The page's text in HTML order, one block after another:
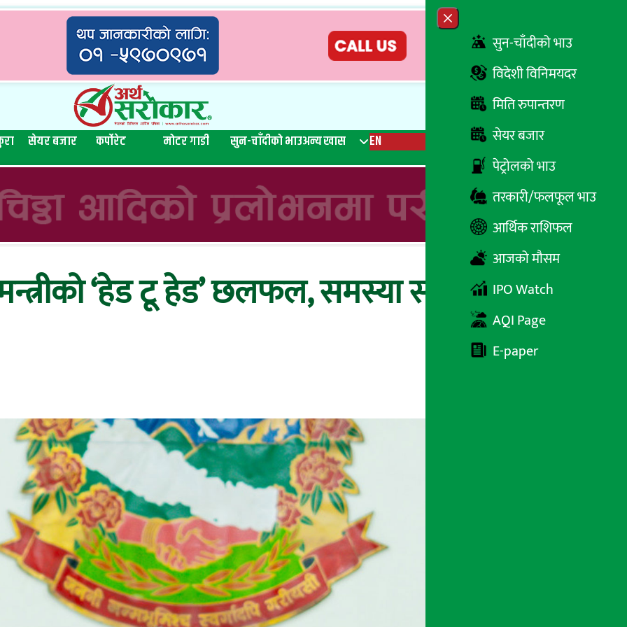
Close menu
सुन-चाँदीको भाउ
विदेशी विनिमयदर
मिति रुपान्तरण
सेयर बजार
पेट्रोलको भाउ
तरकारी/फलफूल भाउ
आर्थिक राशिफल
आजको मौसम
IPO Watch
AQI Page
E-paper
सेयर बजार कर्पोरेट मोटर गाडी सुन-चाँदीको भाउअन्य खास EN रेडियो
‘हेड टू हेड’ छलफल, समस्या समाधान गर्ने